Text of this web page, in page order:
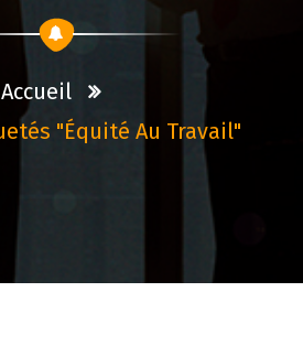
Accueil
"équité Au Travail"